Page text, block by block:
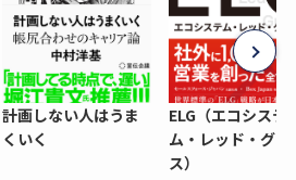
計画しない人はうま
くいく
ELG（エコシステ
ム・レッド・グロ
ス）